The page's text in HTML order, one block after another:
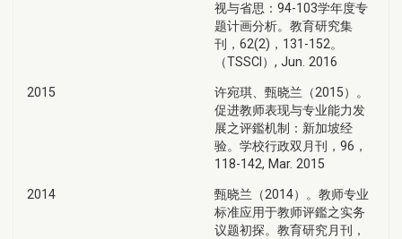
视与省思：94-103学年度专
题计画分析。教育研究集
刊，62(2)，131-152。
（TSSCI）, Jun. 2016
2015
许宛琪、甄晓兰（2015）。
促进教师表现与专业能力发
展之评鑑机制：新加坡经
验。学校行政双月刊，96，
118-142, Mar. 2015
2014
甄晓兰（2014）。教师专业
标准应用于教师评鑑之实务
议题初探。教育研究月刊，